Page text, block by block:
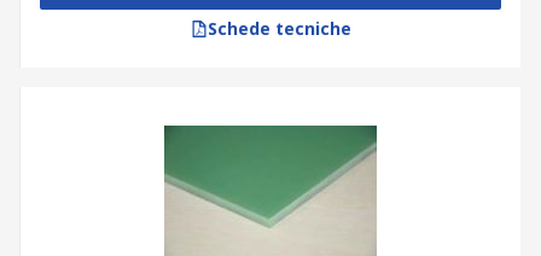
Schede tecniche